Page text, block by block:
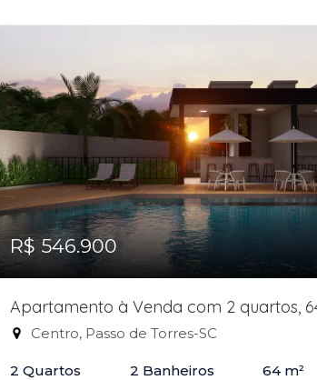
R$ 546.900
Apartamento à Venda com 2 quartos,
Centro, Passo de Torres-SC
2 Quartos 2 Banheiros 64 m²